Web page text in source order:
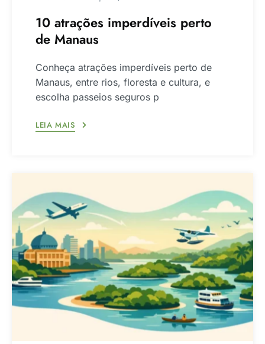
10 atrações imperdíveis perto
de Manaus
Conheça atrações imperdíveis perto de
Manaus, entre rios, floresta e cultura, e
escolha passeios seguros p
LEIA MAIS